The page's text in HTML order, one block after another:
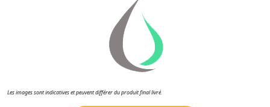
Les images sont indicatives et peuvent différer du produit final livré.